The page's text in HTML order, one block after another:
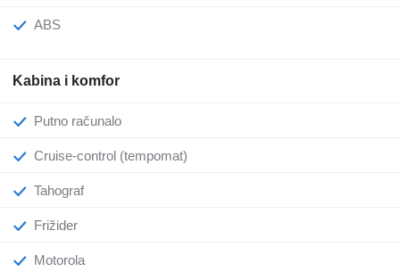
ABS
Kabina i komfor
Putno računalo
Cruise-control (tempomat)
Tahograf
Frižider
Motorola